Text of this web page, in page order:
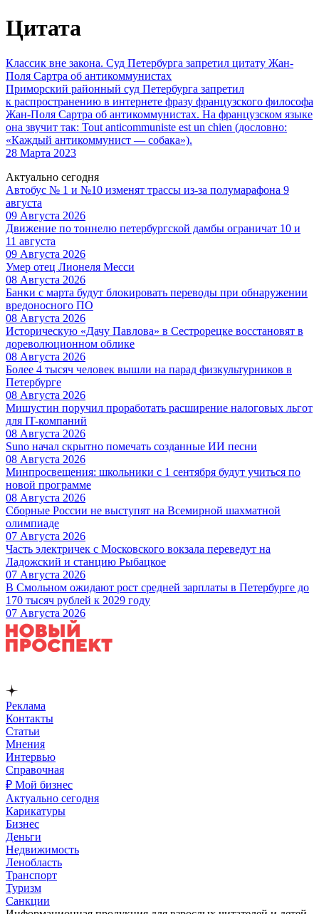
Цитата
Классик вне закона. Суд Петербурга запретил цитату Жан-
Поля Сартра об антикоммунистах
Приморский районный суд Петербурга запретил
к распространению в интернете фразу французского философа
Жан-Поля Сартра об антикоммунистах. На французском языке
она звучит так: Tout anticommuniste est un chien (дословно:
«Каждый антикоммунист — собака»).
28 Марта 2023
Актуально сегодня
Автобус № 1 и №10 изменят трассы из-за полумарафона 9
августа
09 Августа 2026
Движение по тоннелю петербургской дамбы ограничат 10 и
11 августа
09 Августа 2026
Умер отец Лионеля Месси
08 Августа 2026
Банки с марта будут блокировать переводы при обнаружении
вредоносного ПО
08 Августа 2026
Историческую «Дачу Павлова» в Сестрорецке восстановят в
дореволюционном облике
08 Августа 2026
Более 4 тысяч человек вышли на парад физкультурников в
Петербурге
08 Августа 2026
Мишустин поручил проработать расширение налоговых льгот
для IT-компаний
08 Августа 2026
Suno начал скрытно помечать созданные ИИ песни
08 Августа 2026
Минпросвещения: школьники с 1 сентября будут учиться по
новой программе
08 Августа 2026
Сборные России не выступят на Всемирной шахматной
олимпиаде
07 Августа 2026
Часть электричек с Московского вокзала переведут на
Ладожский и станцию Рыбацкое
07 Августа 2026
В Смольном ожидают рост средней зарплаты в Петербурге до
170 тысяч рублей к 2029 году
07 Августа 2026
Реклама
Контакты
Статьи
Мнения
Интервью
Справочная
₽ Мой бизнес
Актуально сегодня
Карикатуры
Бизнес
Деньги
Недвижимость
Ленобласть
Транспорт
Туризм
Санкции